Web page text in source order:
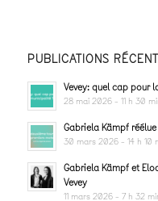
PUBLICATIONS
Vevey: quel cap pour
28 mai 2026 - 11 h 30
Gabriela Kämpf
30 mars 2026 - 14 h 10
Gabriela Kämpf et
Vevey
11 mars 2026 - 7 h 32